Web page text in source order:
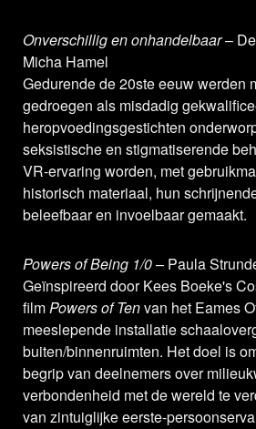
Onverschillig en onhandelbaar–
Micha Hamel
Gedurende de 20ste eeuw werden
gedroegen als misdadig
heropvoedingsgestichten
seksistische en stigmatiserende
VR-ervaring worden, met
historisch materiaal, hun
beleefbaar en invoelbaar gemaakt.
Powers of Being 1/0– Paula
Geïnspireerd door Kees Boeke's
filmPowers of Tenvan het Eames
meeslepende installatie
buiten/binnenruimten. Het doel is
begrip van deelnemers over
verbondenheid met de wereld te
van zintuiglijke eerste-